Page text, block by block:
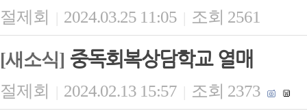
절제회 | 2024.03.25 11:05 | 조회 2561
[새소식] 중독회복상담학교 열매
절제회 | 2024.02.13 15:57 | 조회 2373